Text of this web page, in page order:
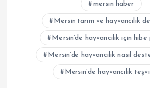
mersin haber
Mersin tarım ve hayvancılık
Mersin’de hayvancılık için
Mersin’de hayvancılık nasıl
Mersin’de hayvancılık